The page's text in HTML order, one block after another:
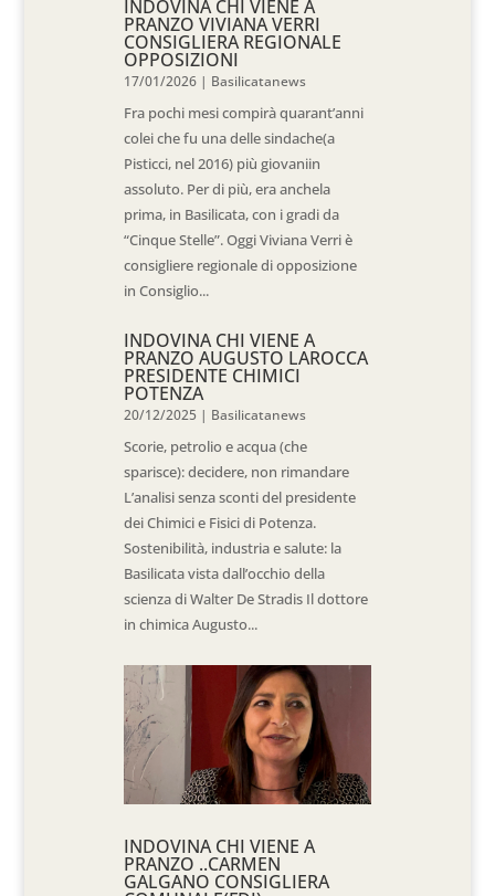
INDOVINA CHI VIENE A
PRANZO VIVIANA VERRI
CONSIGLIERA REGIONALE
OPPOSIZIONI
17/01/2026 | Basilicatanews
Fra pochi mesi compirà quarant’anni
colei che fu una delle sindache(a
Pisticci, nel 2016) più giovaniin
assoluto. Per di più, era anchela
prima, in Basilicata, con i gradi da
“Cinque Stelle”. Oggi Viviana Verri è
consigliere regionale di opposizione
in Consiglio...
INDOVINA CHI VIENE A
PRANZO AUGUSTO LAROCCA
PRESIDENTE CHIMICI
POTENZA
20/12/2025 | Basilicatanews
Scorie, petrolio e acqua (che
sparisce): decidere, non rimandare
L’analisi senza sconti del presidente
dei Chimici e Fisici di Potenza.
Sostenibilità, industria e salute: la
Basilicata vista dall’occhio della
scienza di Walter De Stradis Il dottore
in chimica Augusto...
INDOVINA CHI VIENE A
PRANZO ..CARMEN
GALGANO CONSIGLIERA